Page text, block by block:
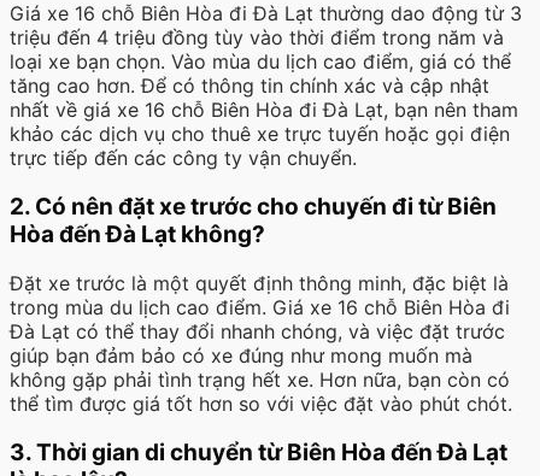
Giá xe 16 chỗ Biên Hòa đi Đà Lạt thường dao động từ 3
triệu đến 4 triệu đồng tùy vào thời điểm trong năm và
loại xe bạn chọn. Vào mùa du lịch cao điểm, giá có thể
tăng cao hơn. Để có thông tin chính xác và cập nhật
nhất về giá xe 16 chỗ Biên Hòa đi Đà Lạt, bạn nên tham
khảo các dịch vụ cho thuê xe trực tuyến hoặc gọi điện
trực tiếp đến các công ty vận chuyển.
2. Có nên đặt xe trước cho chuyến đi từ Biên
Hòa đến Đà Lạt không?
Đặt xe trước là một quyết định thông minh, đặc biệt là
trong mùa du lịch cao điểm. Giá xe 16 chỗ Biên Hòa đi
Đà Lạt có thể thay đổi nhanh chóng, và việc đặt trước
giúp bạn đảm bảo có xe đúng như mong muốn mà
không gặp phải tình trạng hết xe. Hơn nữa, bạn còn có
thể tìm được giá tốt hơn so với việc đặt vào phút chót.
3. Thời gian di chuyển từ Biên Hòa đến Đà Lạt